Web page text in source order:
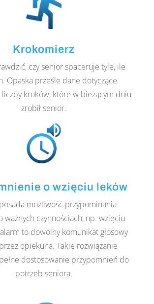
Krokomierz
czy senior spaceruje tyle, ile
Opaska prześle dane dotyczące
liczby kroków, które w bieżącym dniu
zrobił senior.
o wzięciu leków
możliwość przypominania
ważnych czynnościach, np. wzięciu
to dowolny komunikat głosowy
opiekuna. Takie rozwiązanie
dostosowanie przypomnień do
potrzeb seniora.